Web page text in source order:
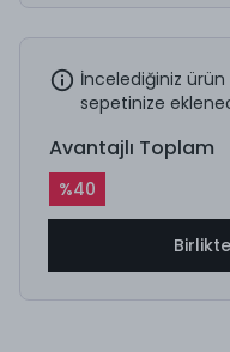
İncelediğiniz
sepetinize
Avantajlı Toplam
%40